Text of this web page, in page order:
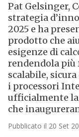
Pat Gelsinger,
strategia
2025 e ha
prodotto che
esigenze di
rendendola più
scalabile,
i processori
ufficialmente
che
Pubblicato il 20 Set